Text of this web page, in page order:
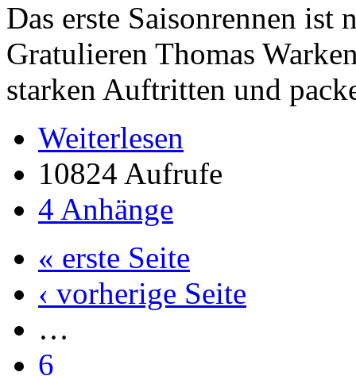
Das erste Saisonrennen ist
Gratulieren Thomas
starken Auftritten und
Weiterlesen
10824 Aufrufe
4 Anhänge
« erste Seite
‹ vorherige Seite
…
6